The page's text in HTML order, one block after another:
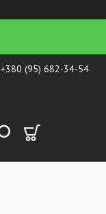
+380 (95) 682-34-54